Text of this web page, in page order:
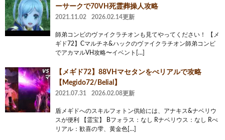
ーサークで70VH死霊葬操人攻略
2021.11.02 2026.02.14更新
師弟コンビのヴァイクラチオンも見てやってください！ 【メ
ギド72】Cマルチネ&ハックのヴァイクラチオン師弟コンビ
でアカマルVH攻略〜イベント[…]
【メギド72】88VHマセタンをべリアルで攻略
【Megido72/Belial】
2021.07.31 2026.02.08更新
盾メギドへのスキルフォトン供給には、アナキス&ナベリウ
スが便利 【霊宝】 Bフォラス：なし Rナベリウス：なし Rべ
リアル：歓喜の雫、黄金色[…]